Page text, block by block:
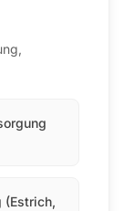
(Estrich,